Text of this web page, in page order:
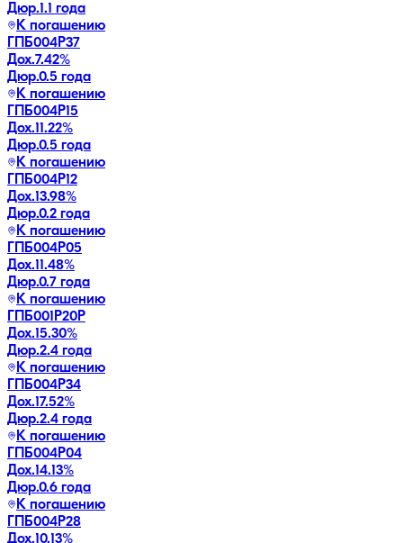
Дюр.1.1 года
К погашению
ГПБ004Р37
Дох.7.42%
Дюр.0.5 года
К погашению
ГПБ004Р15
Дох.11.22%
Дюр.0.5 года
К погашению
ГПБ004Р12
Дох.13.98%
Дюр.0.2 года
К погашению
ГПБ004Р05
Дох.11.48%
Дюр.0.7 года
К погашению
ГПБ001P20P
Дох.15.30%
Дюр.2.4 года
К погашению
ГПБ004Р34
Дох.17.52%
Дюр.2.4 года
К погашению
ГПБ004Р04
Дох.14.13%
Дюр.0.6 года
К погашению
ГПБ004Р28
Дох.10.13%